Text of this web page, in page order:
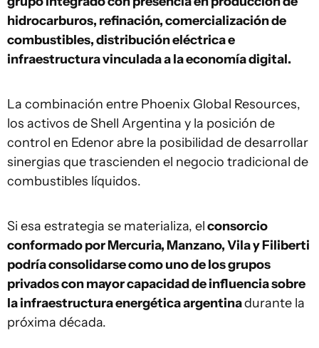
hidrocarburos, refinación, comercialización de
combustibles, distribución eléctrica e
infraestructura vinculada a la economía digital.
La combinación entre Phoenix Global Resources,
los activos de Shell Argentina y la posición de
control en Edenor abre la posibilidad de desarrollar
sinergias que trascienden el negocio tradicional de
combustibles líquidos.
Si esa estrategia se materializa, elconsorcio
conformado por Mercuria, Manzano, Vila y Filiberti
podría consolidarse como uno de los grupos
privados con mayor capacidad de influencia sobre
la infraestructura energética argentinadurante la
próxima década.